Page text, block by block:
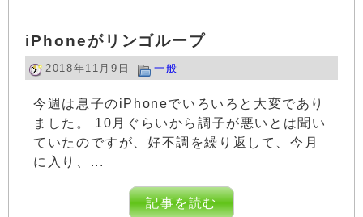
iPhoneがリンゴループ
2018年11月9日 一般
今週は息子のiPhoneでいろいろと大変であり
ました。 10月ぐらいから調子が悪いとは聞い
ていたのですが、好不調を繰り返して、今月
に入り、...
記事を読む